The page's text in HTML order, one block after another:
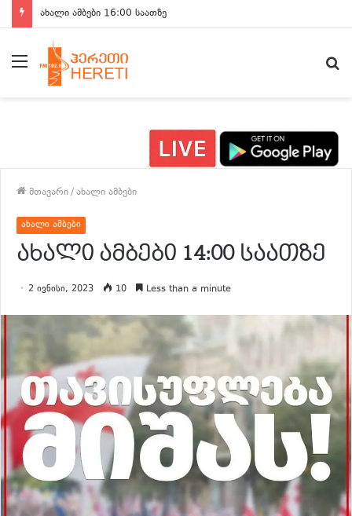
ახალი ამბები 15:00 საათზე
მენიუ
მთავარი/ახალი ამბები
ახალი ამბები
ახალი ამბები 14:00 საათზე
2 ივნისი, 2023 10 Less than a minute